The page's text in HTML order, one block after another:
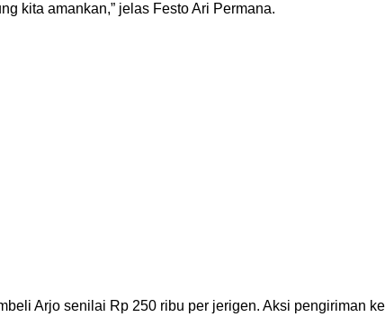
kita amankan,” jelas Festo Ari Permana.
Arjo senilai Rp 250 ribu per jerigen. Aksi pengiriman ke